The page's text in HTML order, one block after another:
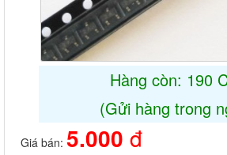
Hàng còn: 190
(Gửi hàng trong
Giá bán: 5.000 đ